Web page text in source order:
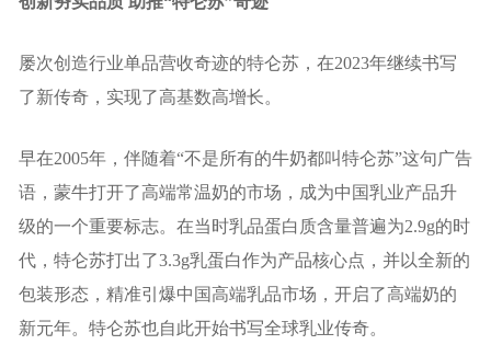
屡次创造行业单品营收奇迹的特仑苏，在2023年继续书写
了新传奇，实现了高基数高增长。
早在2005年，伴随着“不是所有的牛奶都叫特仑苏”这句广告
语，蒙牛打开了高端常温奶的市场，成为中国乳业产品升
级的一个重要标志。在当时乳品蛋白质含量普遍为2.9g的时
代，特仑苏打出了3.3g乳蛋白作为产品核心点，并以全新的
包装形态，精准引爆中国高端乳品市场，开启了高端奶的
新元年。特仑苏也自此开始书写全球乳业传奇。